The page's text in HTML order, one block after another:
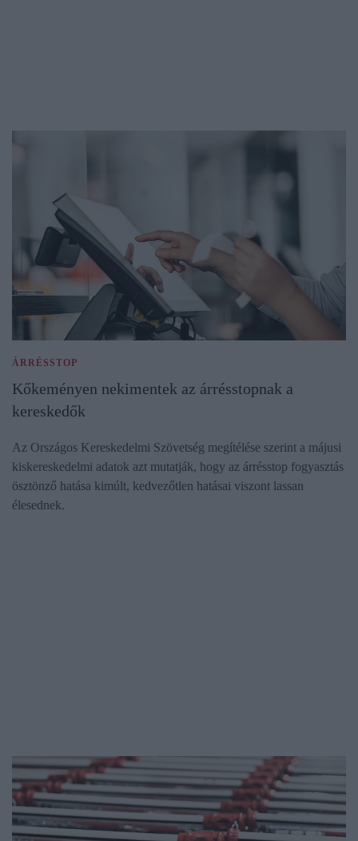
ÁRRÉSSTOP
Kőkeményen nekimentek az árrésstopnak a
kereskedők
Az Országos Kereskedelmi Szövetség megítélése szerint a májusi
kiskereskedelmi adatok azt mutatják, hogy az árrésstop fogyasztás
ösztönző hatása kimúlt, kedvezőtlen hatásai viszont lassan
élesednek.